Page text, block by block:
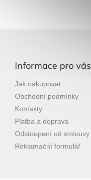
Informace pro vás
Jak nakupovat
Obchodní podmínky
Kontakty
Platba a doprava
Odstoupení od smlouvy
Reklamační formulář